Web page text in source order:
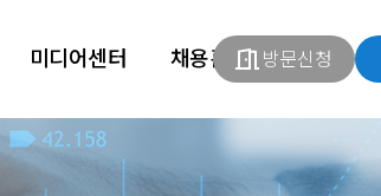
미디어센터 채용홈페이지방문신청